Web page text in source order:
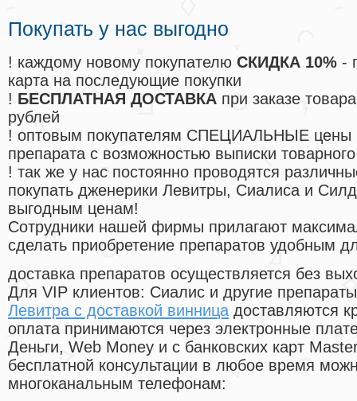
Покупать у нас выгодно
! каждому новому покупателю СКИДКА 10% -
карта на последующие покупки
! БЕСПЛАТНАЯ ДОСТАВКА при заказе
рублей
! оптовым покупателям СПЕЦИАЛЬНЫЕ цены
препарата с возможностью выписки
! так же у нас постоянно проводятся
покупать дженерики Левитры, Сиалиса и
выгодным ценам!
Cотрудники нашей фирмы прилагают
сделать приобретение препаратов удобным
доставка препаратов осуществляется без
Для VIP клиентов: Сиалис и другие
Левитра с доставкой винница доставляются
оплата принимаются через электронные
Деньги, Web Money и с банковских карт
бесплатной консультации в любое время
многоканальным телефонам: